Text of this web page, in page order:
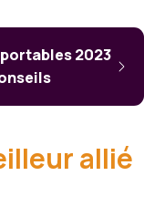
2023
allié